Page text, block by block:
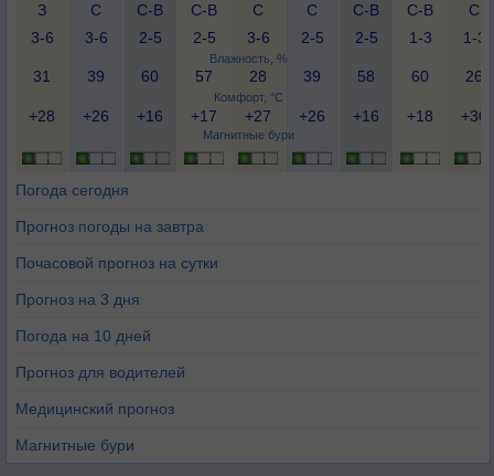
Влажность, %
Комфорт, °C
Магнитные бури
З
3-6
С
3-6
С-В
2-5
С-В
2-5
С
3-6
С
2-5
С-В
2-5
С-В
1-3
С
1-3
31 39 60 57 28 39 58 60 26
+28 +26 +16 +17 +27 +26 +16 +18 +30
Погода сегодня
Прогноз погоды на завтра
Почасовой прогноз на сутки
Прогноз на 3 дня
Погода на 10 дней
Прогноз для водителей
Медицинский прогноз
Магнитные бури